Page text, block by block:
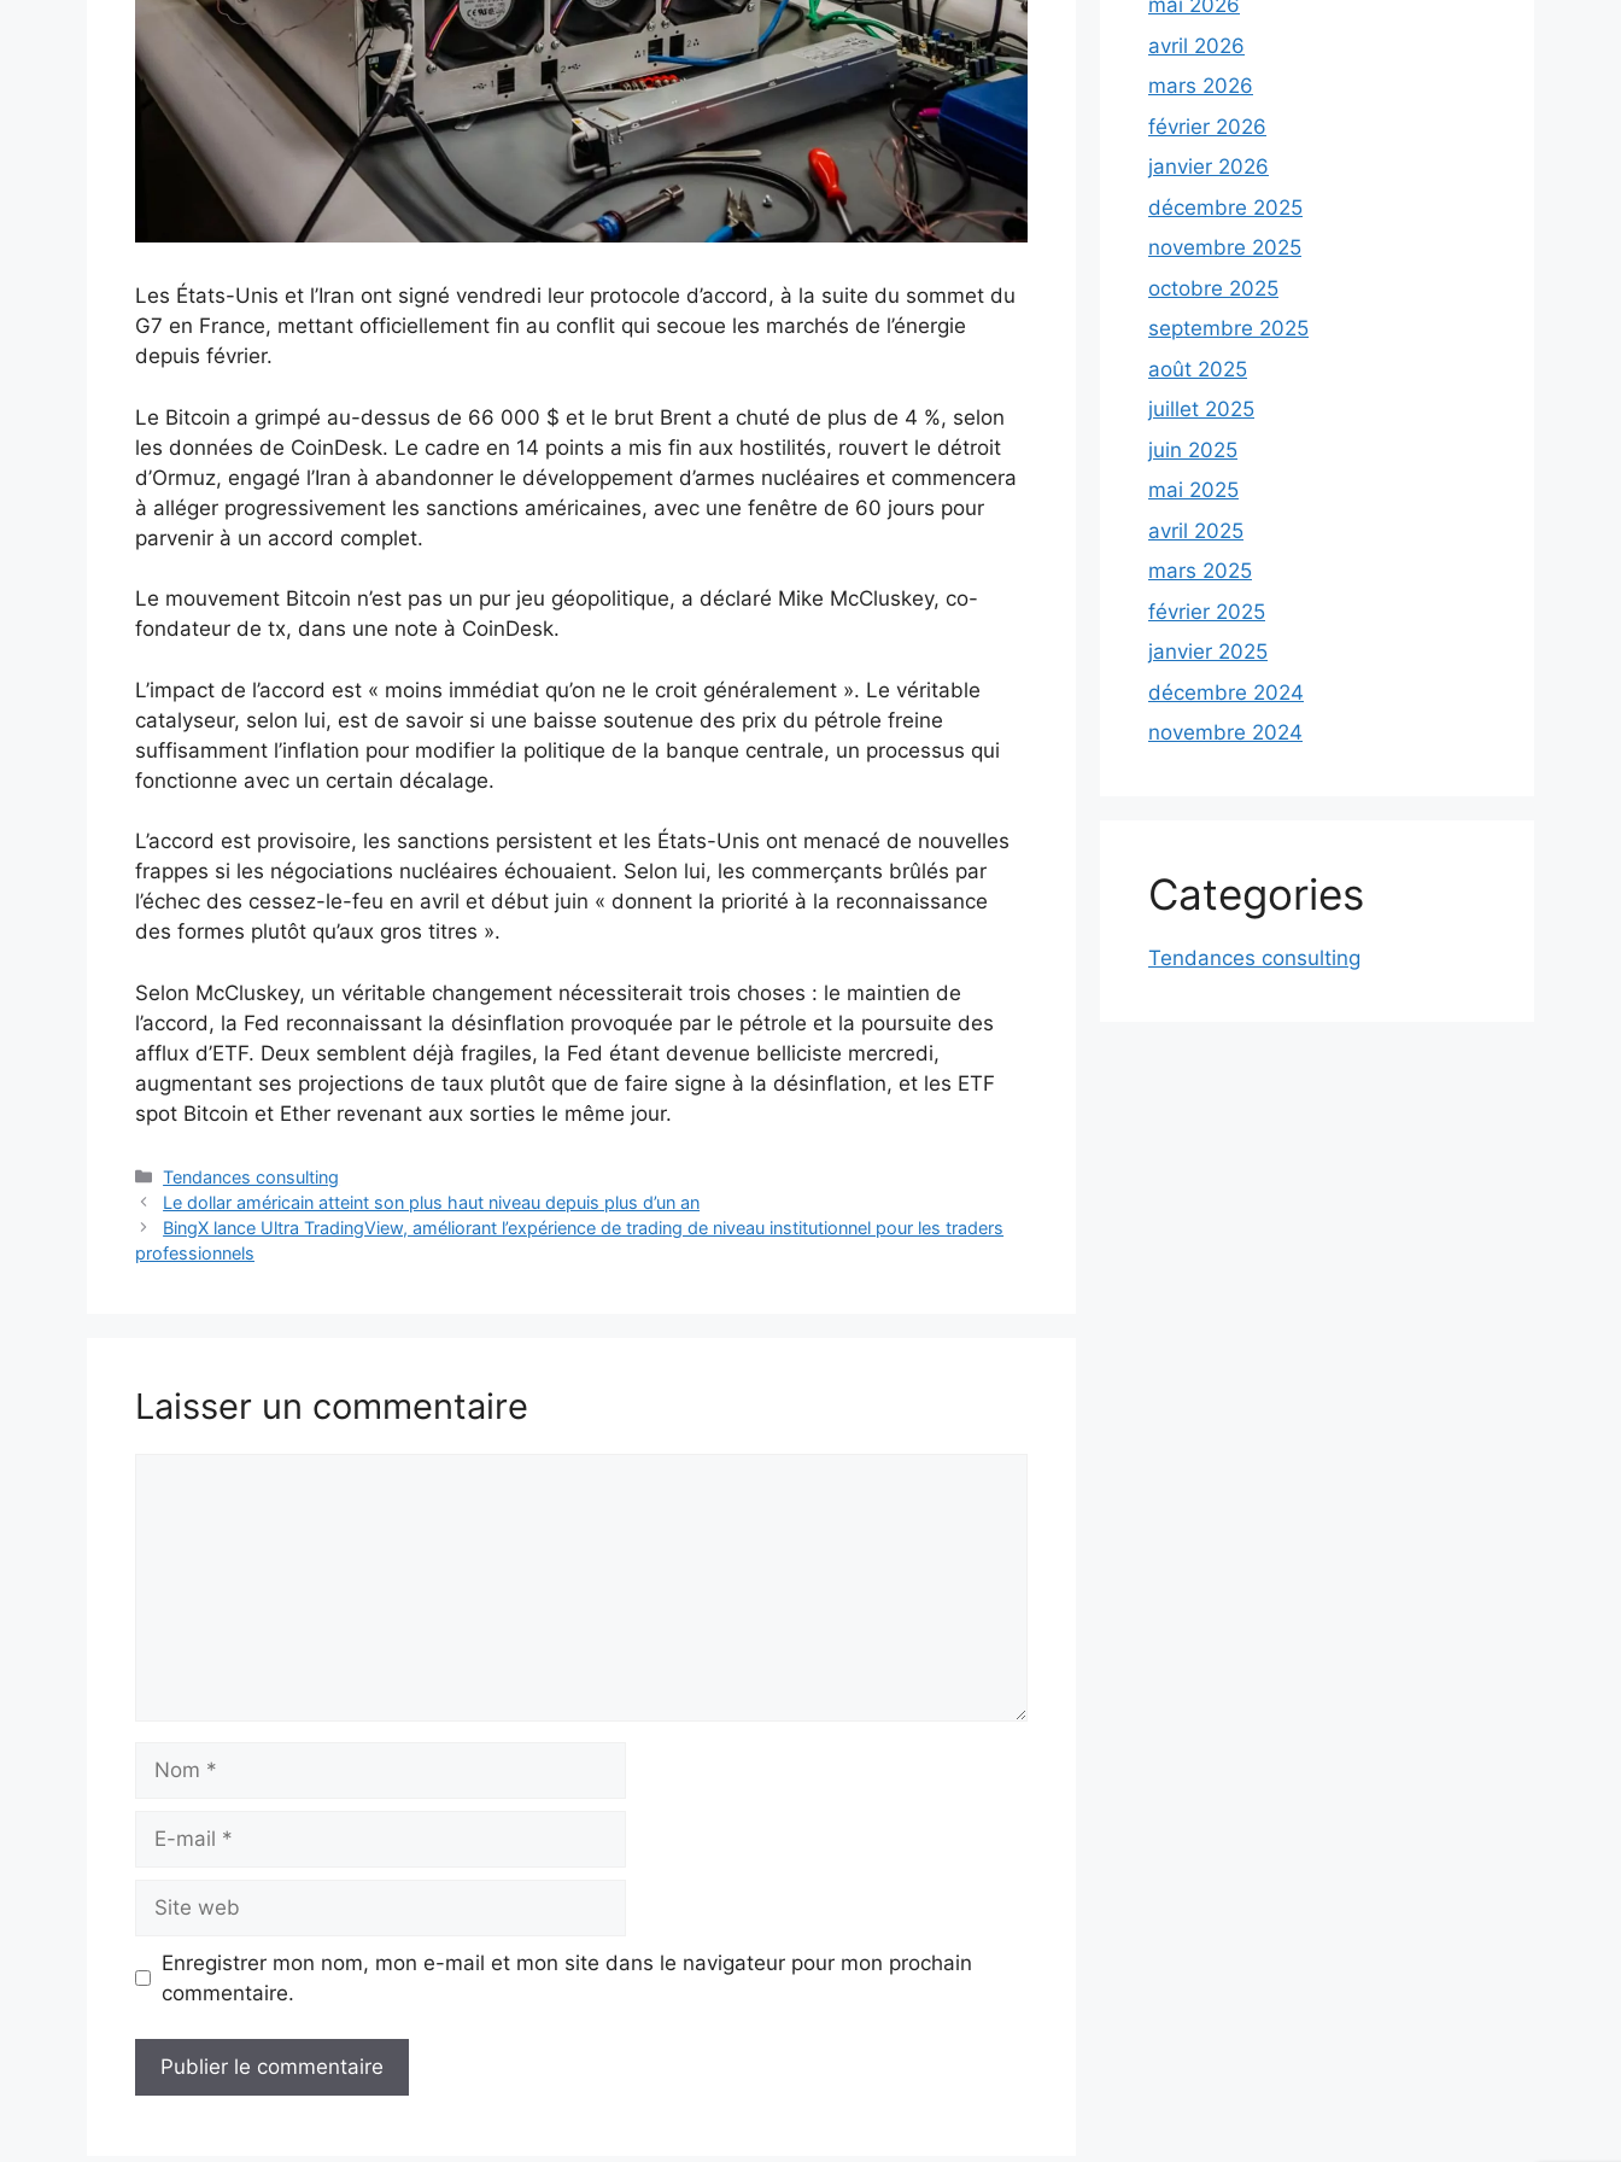
Les États-Unis et l’Iran ont signé vendredi leur protocole d’accord, à la suite du sommet du
G7 en France, mettant officiellement fin au conflit qui secoue les marchés de l’énergie
depuis février.
Le Bitcoin a grimpé au-dessus de 66 000 $ et le brut Brent a chuté de plus de 4 %, selon
les données de CoinDesk. Le cadre en 14 points a mis fin aux hostilités, rouvert le détroit
d’Ormuz, engagé l’Iran à abandonner le développement d’armes nucléaires et commencera
à alléger progressivement les sanctions américaines, avec une fenêtre de 60 jours pour
parvenir à un accord complet.
Le mouvement Bitcoin n’est pas un pur jeu géopolitique, a déclaré Mike McCluskey, co-
fondateur de tx, dans une note à CoinDesk.
L’impact de l’accord est « moins immédiat qu’on ne le croit généralement ». Le véritable
catalyseur, selon lui, est de savoir si une baisse soutenue des prix du pétrole freine
suffisamment l’inflation pour modifier la politique de la banque centrale, un processus qui
fonctionne avec un certain décalage.
L’accord est provisoire, les sanctions persistent et les États-Unis ont menacé de nouvelles
frappes si les négociations nucléaires échouaient. Selon lui, les commerçants brûlés par
l’échec des cessez-le-feu en avril et début juin « donnent la priorité à la reconnaissance
des formes plutôt qu’aux gros titres ».
Selon McCluskey, un véritable changement nécessiterait trois choses : le maintien de
l’accord, la Fed reconnaissant la désinflation provoquée par le pétrole et la poursuite des
afflux d’ETF. Deux semblent déjà fragiles, la Fed étant devenue belliciste mercredi,
augmentant ses projections de taux plutôt que de faire signe à la désinflation, et les ETF
spot Bitcoin et Ether revenant aux sorties le même jour.
Catégories
Tendances consulting
Le dollar américain atteint son plus haut niveau depuis plus d’un an
BingX lance Ultra TradingView, améliorant l’expérience de trading de niveau institutionnel pour les traders
professionnels
Laisser un commentaire
mail
web
Enregistrer mon nom, mon e-mail et mon site dans le navigateur pour mon prochain
commentaire.
mai 2026
avril 2026
mars 2026
février 2026
janvier 2026
décembre 2025
novembre 2025
octobre 2025
septembre 2025
août 2025
juillet 2025
juin 2025
mai 2025
avril 2025
mars 2025
février 2025
janvier 2025
décembre 2024
novembre 2024
Categories
Tendances consulting